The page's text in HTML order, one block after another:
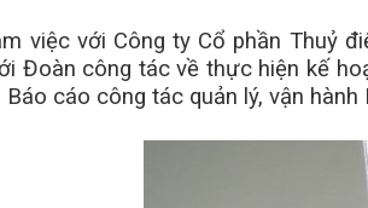
việc với Công ty Cổ phần Thuỷ
Đoàn công tác về thực hiện kế
Báo cáo công tác quản lý, vận